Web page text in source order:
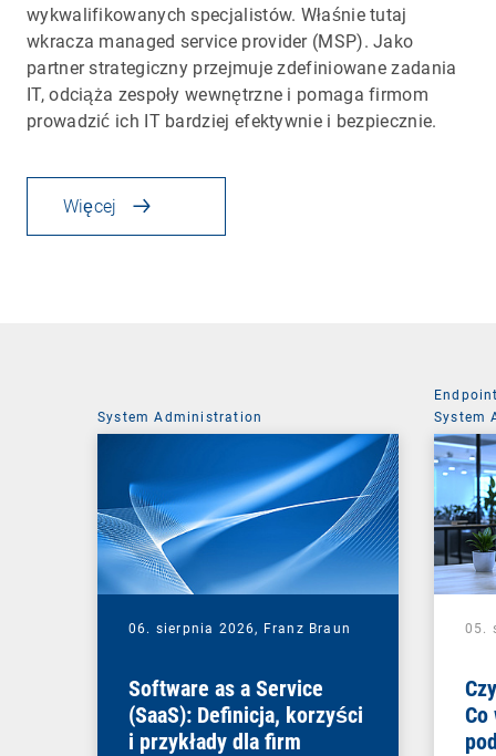
wykwalifikowanych specjalistów. Właśnie tutaj
wkracza managed service provider (MSP). Jako
partner strategiczny przejmuje zdefiniowane zadania
IT, odciąża zespoły wewnętrzne i pomaga firmom
prowadzić ich IT bardziej efektywnie i bezpiecznie.
Więcej
System Administration
06. sierpnia 2026, Franz Braun
Software as a Service
(SaaS): Definicja, korzyści
i przykłady dla firm
System
05.
Co